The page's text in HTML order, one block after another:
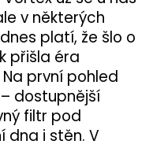
v některých
platí, že šlo o
přišla éra
Na první pohled
dostupnější
filtr pod
dna i stěn. V